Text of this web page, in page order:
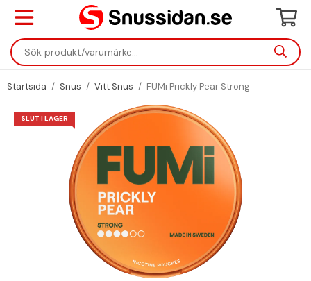
Startsida / Snus / Vitt Snus / FUMi Prickly Pear Strong
SLUT I LAGER